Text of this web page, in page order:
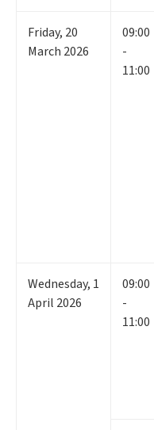
Friday, 20
March 2026
09:00
-
11:00
Wednesday, 1
April 2026
09:00
-
11:00